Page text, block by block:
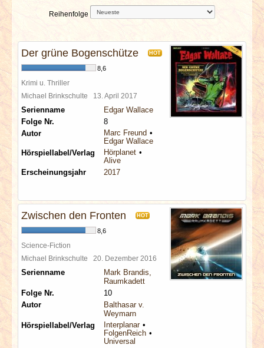
VERLOSUNGEN
SPECIALS
REDAKTION
LINKS
ARCHIV
Reihenfolge
Der grüne Bogenschütze HOT
8,6
Krimi u. Thriller
Michael Brinkschulte 13. April 2017
Serienname
Edgar Wallace
Folge Nr.
8
Autor
Marc Freund
Edgar Wallace
Hörspiellabel/Verlag
Hörplanet
Alive
Erscheinungsjahr
2017
Zwischen den Fronten HOT
8,6
Science-Fiction
Michael Brinkschulte 20. Dezember 2016
Serienname
Mark Brandis,
Raumkadett
Folge Nr.
10
Autor
Balthasar v.
Weymarn
Hörspiellabel/Verlag
Interplanar
FolgenReich
Universal